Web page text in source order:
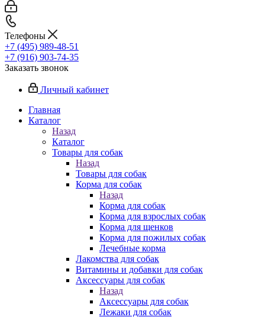
Телефоны
+7 (495) 989-48-51
+7 (916) 903-74-35
Заказать звонок
Личный кабинет
Главная
Каталог
Назад
Каталог
Товары для собак
Назад
Товары для собак
Корма для собак
Назад
Корма для собак
Корма для взрослых собак
Корма для щенков
Корма для пожилых собак
Лечебные корма
Лакомства для собак
Витамины и добавки для собак
Аксессуары для собак
Назад
Аксессуары для собак
Лежаки для собак